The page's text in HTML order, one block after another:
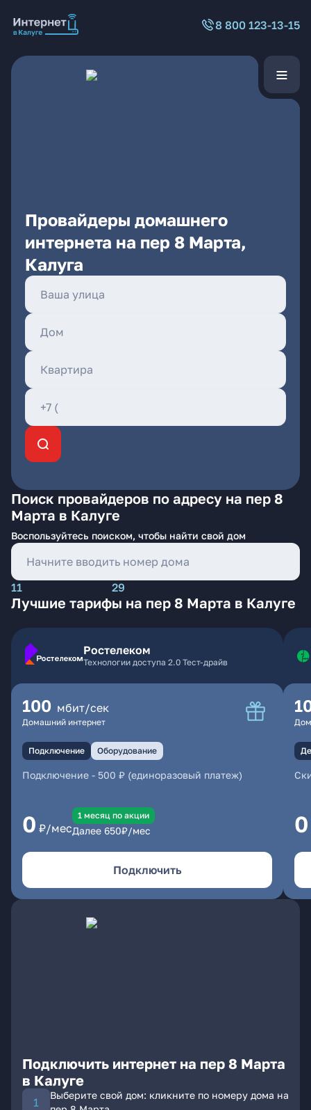
8 800 123-13-15
Провайдеры домашнего
интернета на пер 8 Марта,
Калуга
Поиск провайдеров по адресу на пер 8
Марта в Калуге
Воспользуйтесь поиском, чтобы найти свой дом
11 29
Лучшие тарифы на пер 8 Марта в Калуге
Ростелеком
Технологии доступа 2.0 Тест-драйв
100 мбит/сек
Домашний интернет
Подключение Оборудование
Подключение - 500 ₽ (единоразовый платеж)
0 ₽/мес
1 месяц по акции
Далее 650₽/мес
Подключить
0
Подключить интернет на пер 8 Марта
в Калуге
Выберите свой дом: кликните по номеру дома на